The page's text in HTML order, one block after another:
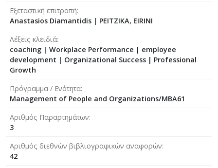
Εξεταστική επιτροπή
Anastasios Diamantidis | PEITZIKA, EIRINI
Λέξεις κλειδιά
coaching | Workplace Performance | employee
development | Organizational Success | Professional
Growth
Πρόγραμμα / Ενότητα
Management of People and Organizations/MBA61
Αριθμός Παραρτημάτων
3
Αριθμός διεθνών βιβλιογραφικών αναφορών
42